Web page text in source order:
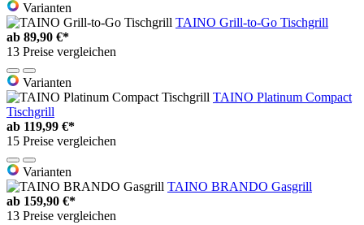
Varianten
TAINO Grill-to-Go Tischgrill
ab 89,90 €*
13 Preise vergleichen
Varianten
TAINO Platinum Compact
Tischgrill
ab 119,99 €*
15 Preise vergleichen
Varianten
TAINO BRANDO Gasgrill
ab 159,90 €*
13 Preise vergleichen